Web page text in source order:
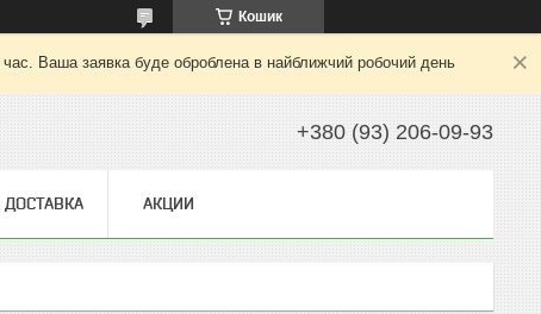
Кошик
Ваша заявка буде оброблена в найближчий робочий день
+380 (93) 206-09-93
ДОСТАВКА АКЦИИ